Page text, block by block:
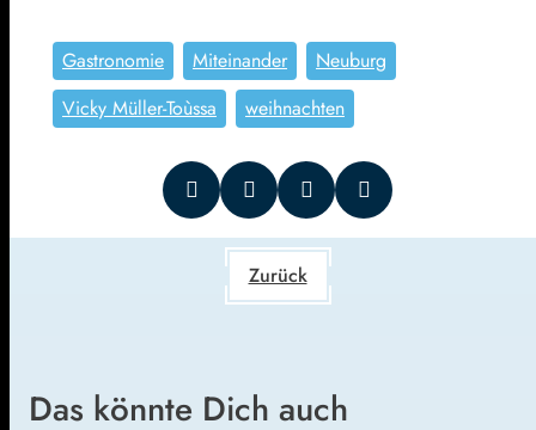
Gastronomie Miteinander
Neuburg
Vicky Müller-Toùssa
weihnachten
Zurück
Das könnte Dich auch